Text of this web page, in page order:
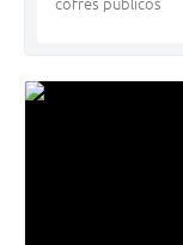
cofres públicos